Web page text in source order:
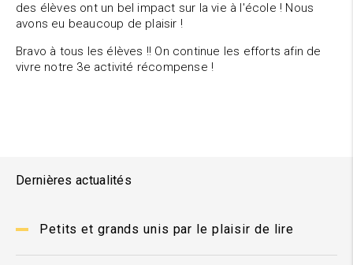
Dernières actualités
Petits et grands unis par le plaisir de lire
des élèves ont un bel impact sur la vie à l'école ! Nous
avons eu beaucoup de plaisir !
Bravo à tous les élèves !! On continue les efforts afin de
vivre notre 3e activité récompense !